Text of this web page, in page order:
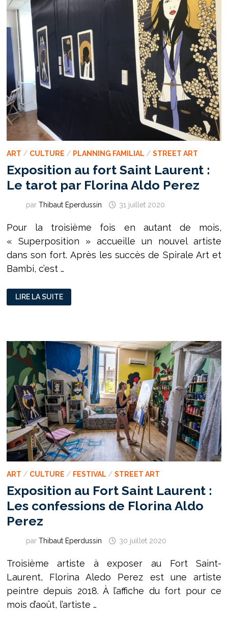
ART / CULTURE / PLANNING FAMILIAL / STREET ART
Exposition au fort Saint Laurent :
Le tarot par Florina Aldo Perez
par Thibaut Eperdussin 31 juillet 2020
Pour la troisième fois en autant de mois,
« Superposition » accueille un nouvel artiste
dans son fort. Après les succès de Spirale Art et
Bambi, c’est …
EXPOSITION
AU
FORT
TAROT
PAR
FLORINA
ALDO
PEREZ
LIRE LA SUITE
ART / CULTURE / FESTIVAL / STREET ART
Exposition au Fort Saint Laurent :
Les confessions de Florina Aldo
Perez
par Thibaut Eperdussin 30 juillet 2020
Troisième artiste à exposer au Fort Saint-
Laurent, Florina Aledo Perez est une artiste
peintre depuis 2018. À l’affiche du fort pour ce
mois d’août, l’artiste …